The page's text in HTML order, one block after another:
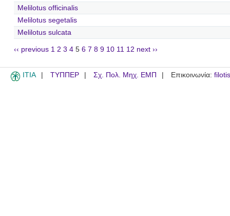
Melilotus officinalis
Melilotus segetalis
Melilotus sulcata
‹‹ previous 1 2 3 4 5 6 7 8 9 10 11 12 next ››
ITIA ΤΥΠΠΕΡ Σχ. Πολ. Μηχ. ΕΜΠ Επικοινωνία: